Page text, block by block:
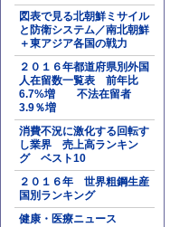
図表で見る北朝鮮ミサイル
と防衛システム／南北朝鮮
＋東アジア各国の戦力
２０１６年都道府県別外国
人在留数一覧表 前年比
6.7%増 不法在留者
3.9％増
消費不況に激化する回転す
し業界 売上高ランキン
グ ベスト10
２０１６年 世界粗鋼生産
国別ランキング
健康・医療ニュース